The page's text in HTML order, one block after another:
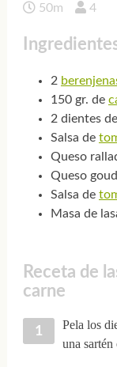
50m 4
2
150 gr. de
2 dientes de
Salsa de
Queso
Queso
Salsa de
Masa de
Receta de
carne
Pela los
una